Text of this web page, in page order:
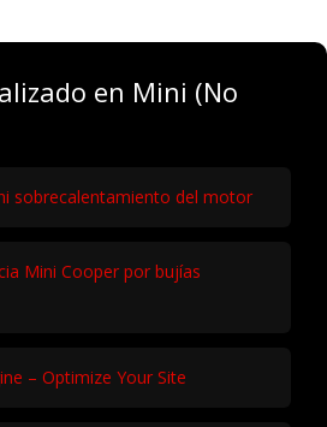
en Mini (No
sobrecalentamiento del motor
Mini Cooper por bujías
– Optimize Your Site